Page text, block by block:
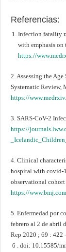
Referencias:
Infection fatality
with emphasis
https://
2. Assessing the
Systematic Review,
https://
3. SARS-CoV-2
https://
4. Clinical
hospital with covid-
observational
https://
5. Enfermedad por
febrero al 2 de abril
Rep 2020 ; 69 : 422
6 . doi: 10.15585/